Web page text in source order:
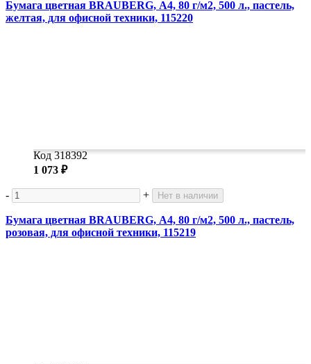
Бумага цветная BRAUBERG, А4, 80 г/м2, 500 л., пастель,
желтая, для офисной техники, 115220
Код 318392
1 073 ₽
- + Нет в наличии
Бумага цветная BRAUBERG, А4, 80 г/м2, 500 л., пастель,
розовая, для офисной техники, 115219